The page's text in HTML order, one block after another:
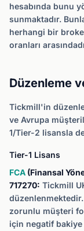
hesabında bunu
sunmaktadır.
herhangi bir
oranları
Düzenleme
Tickmill'in
ve Avrupa
1/Tier-2 lisansla
Tier-1 Lisans
FCA (Finansal
717270: Tickmill
zorunlu müşteri
için negatif